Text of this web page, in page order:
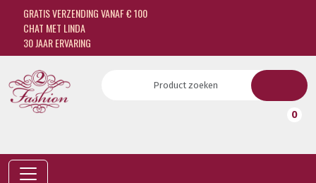
GRATIS VERZENDING VANAF € 100
CHAT MET LINDA
30 JAAR ERVARING
0